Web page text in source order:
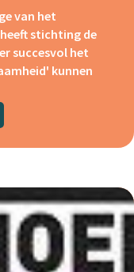
van het
stichting de
succesvol het
kunnen
Stichting